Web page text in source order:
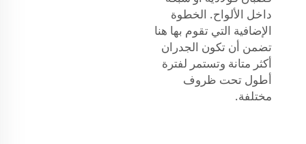
داخل الألواح. الخطوة
الإضافية التي تقوم بها هنا
تضمن أن تكون الجدران
أكثر متانة وتستمر لفترة
أطول تحت ظروف
مختلفة.